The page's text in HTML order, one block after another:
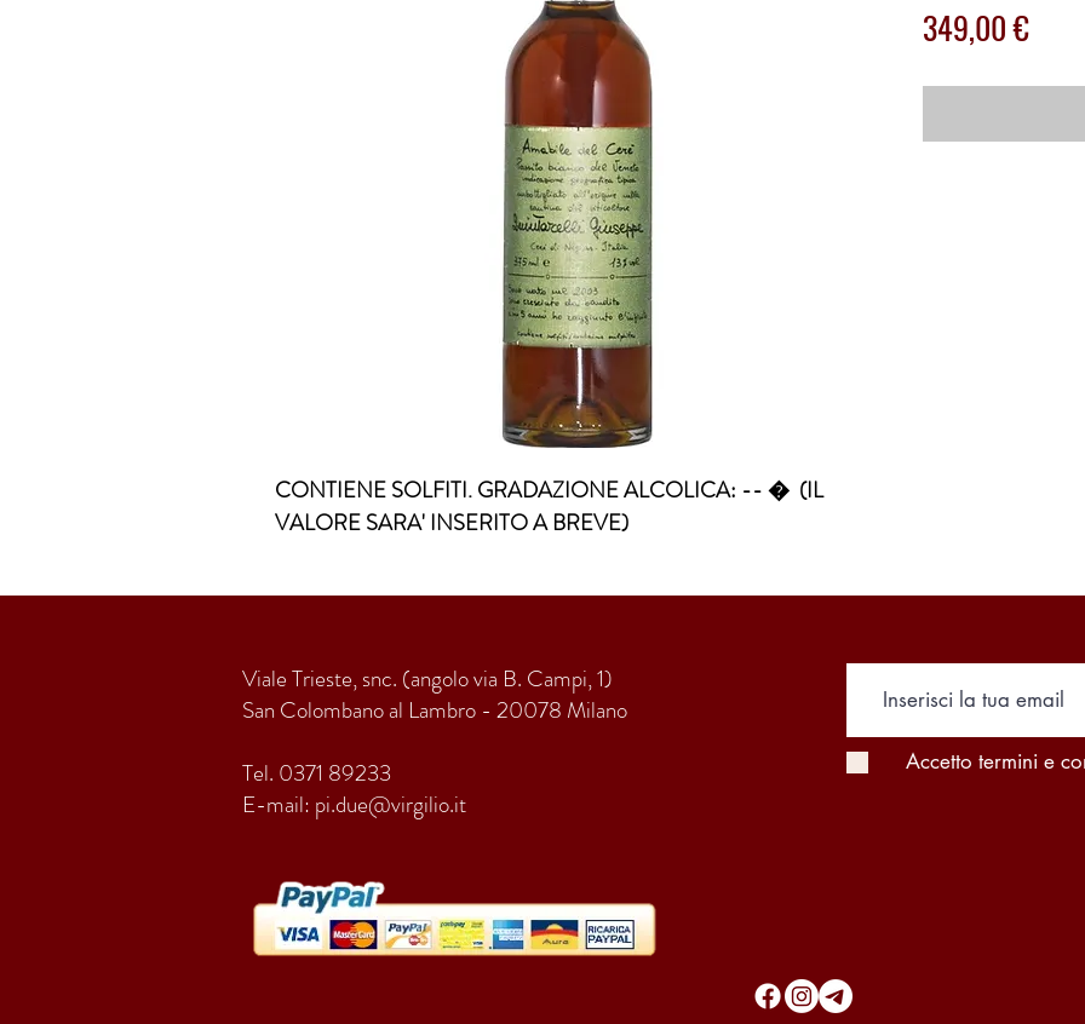
CONTIENE SOLFITI. GRADAZIONE ALCOLICA: -- �  (IL
VALORE SARA' INSERITO A BREVE)
349,00 €Prezzo
Viale Trieste, snc. (angolo via B. Campi, 1)
San Colombano al Lambro - 20078 Milano
Tel. 0371 89233
E-mail: pi.due@virgilio.it
Accetto termini e